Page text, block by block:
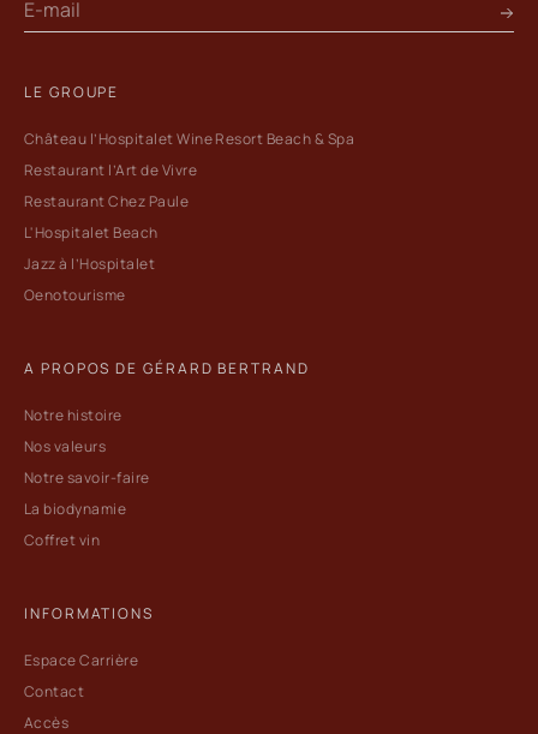
LE GROUPE
Château l’Hospitalet Wine Resort Beach & Spa
Restaurant l’Art de Vivre
Restaurant Chez Paule
L'Hospitalet Beach
Jazz à l’Hospitalet
Oenotourisme
A PROPOS DE GÉRARD BERTRAND
Notre histoire
Nos valeurs
Notre savoir-faire
La biodynamie
Coffret vin
INFORMATIONS
Espace Carrière
Contact
Accès